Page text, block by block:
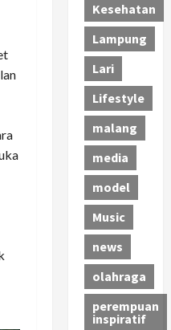
Kesehatan
Lampung
Lari
Lifestyle
malang
media
model
Music
news
olahraga
perempuan
inspiratif